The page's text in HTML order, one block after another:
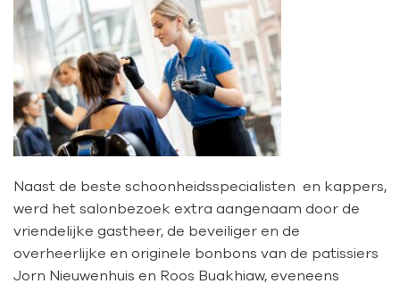
Naast de beste schoonheidsspecialisten en kappers,
werd het salonbezoek extra aangenaam door de
vriendelijke gastheer, de beveiliger en de
overheerlijke en originele bonbons van de patissiers
Jorn Nieuwenhuis en Roos Buakhiaw, eveneens